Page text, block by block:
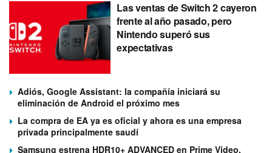
Las ventas de Switch 2 cayeron
frente al año pasado, pero
Nintendo superó sus
expectativas
Adiós, Google Assistant: la compañía iniciará su
eliminación de Android el próximo mes
La compra de EA ya es oficial y ahora es una empresa
privada principalmente saudí
Samsung estrena HDR10+ ADVANCED en Prime Video,